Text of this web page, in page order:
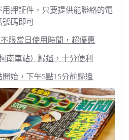
押証件，只要提供能聯絡的電
號碼即可
限當日使用時間，超優惠
南車站）歸還，十分便利
始，下午5點15分前歸還